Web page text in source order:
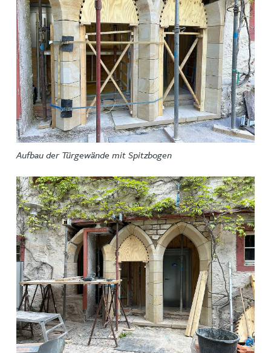
Aufbau der Türgewände mit Spitzbogen